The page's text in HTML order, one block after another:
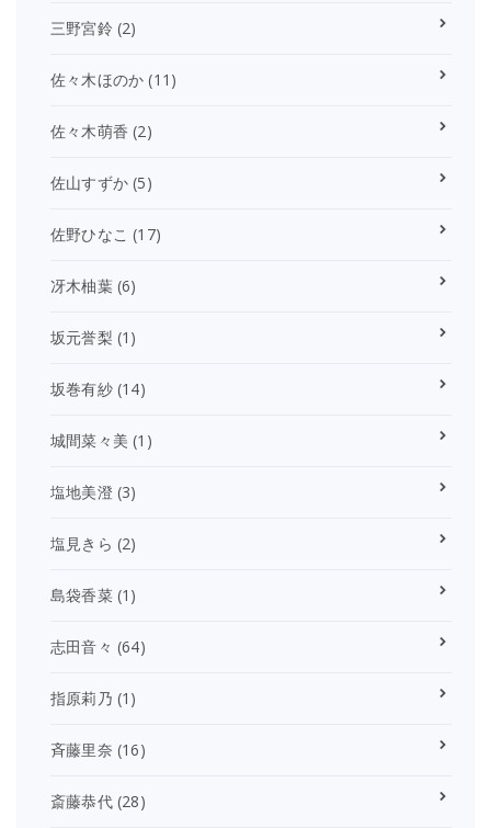
三野宮鈴(2)
佐々木ほのか (11)
佐々木萌香 (2)
佐山すずか (5)
佐野ひなこ (17)
冴木柚葉(6)
坂元誉梨 (1)
坂巻有紗(14)
城間菜々美 (1)
塩地美澄(3)
塩見きら (2)
島袋香菜(1)
志田音々 (64)
指原莉乃 (1)
斉藤里奈 (16)
斎藤恭代(28)